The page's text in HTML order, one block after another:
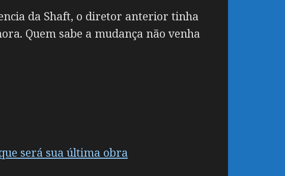
da Shaft, o diretor anterior tinha
Quem sabe a mudança não venha
será sua última obra